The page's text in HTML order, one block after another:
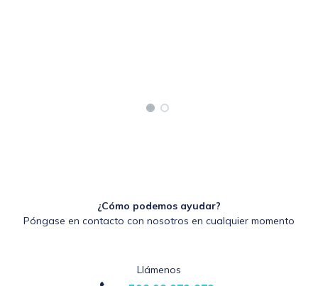
¿Cómo podemos ayudar?
Póngase en contacto con nosotros en cualquier momento
Llámenos